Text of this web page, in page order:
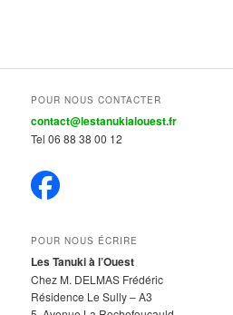
POUR NOUS CONTACTER
contact@lestanukialouest.fr
Tel 06 88 38 00 12
POUR NOUS ÉCRIRE
Les Tanuki à l’Ouest
Chez M. DELMAS Frédéric
Résidence Le Sully – A3